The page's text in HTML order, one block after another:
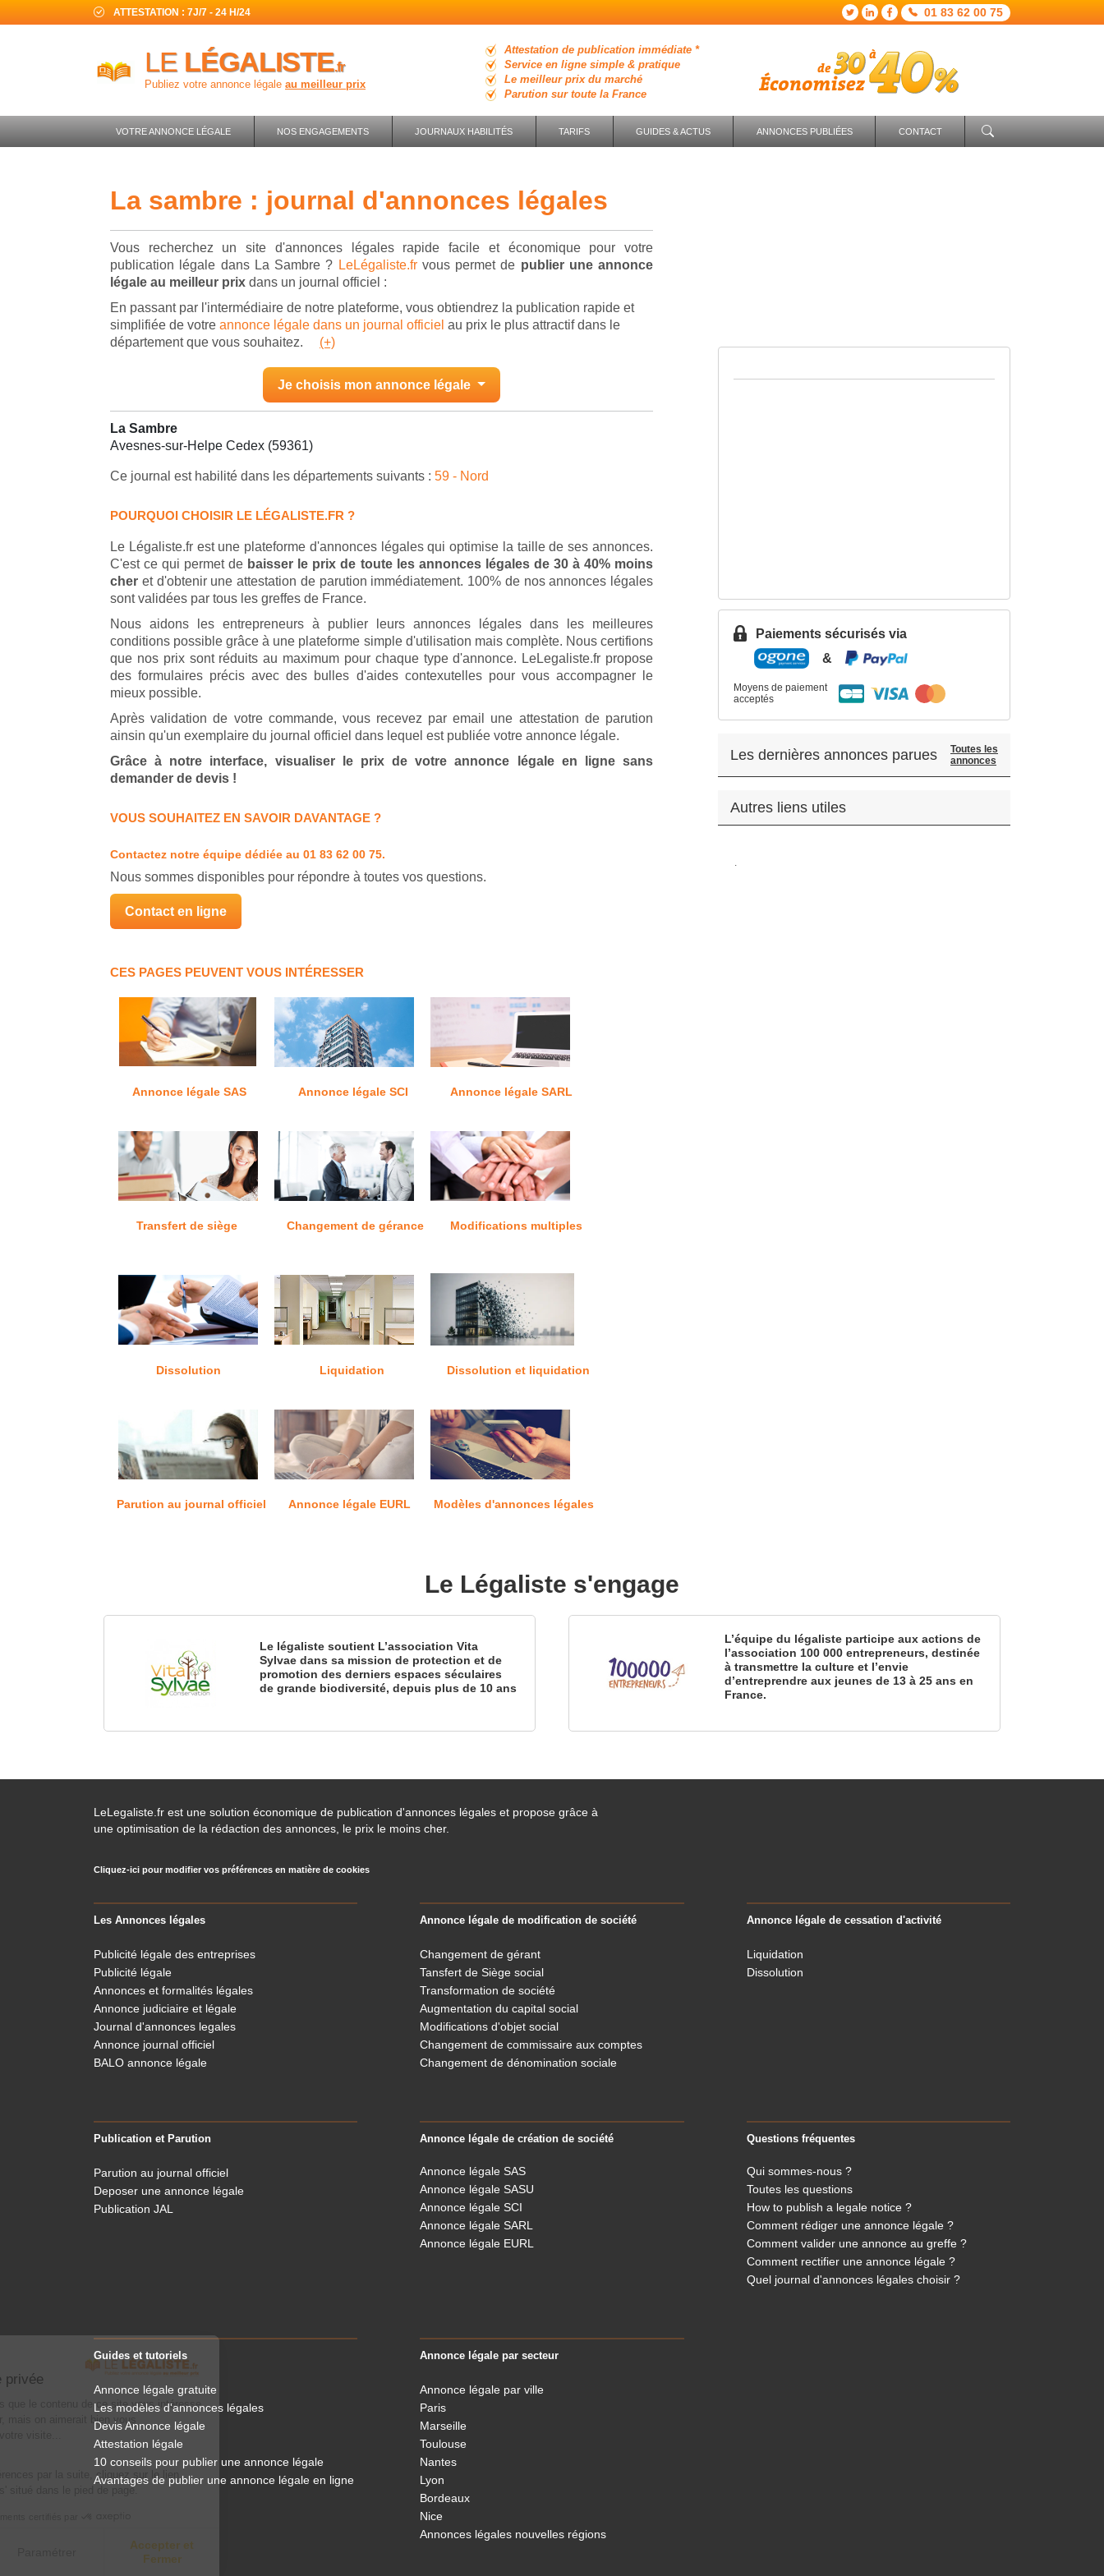
Le Légaliste
respecte votre vie privée
On a attendu d'être sûrs que le contenu de ce site vous intéresse
avant de vous déranger, mais on aimerait bien vous
accompagner pendant votre visite...
C'est OK pour vous ?
Pour modifier vos préférences par la suite, cliquez sur le lien
'Préférences de cookies' situé dans le pied de page.
Paramétrer
ATTESTATION : 7J/7 - 24 H/24 01 83 62 00 75
LE LÉGALISTE.fr
Publiez votre annonce légale au meilleur prix
Attestation de publication immédiate *
Service en ligne simple & pratique
Le meilleur prix du marché
Parution sur toute la France
VOTRE ANNONCE LÉGALE NOS ENGAGEMENTS JOURNAUX HABILITÉS TARIFS GUIDES & ACTUS ANNONCES PUBLIÉES CONTACT
la sambre : journal d'annonces légales
Vous recherchez un site d'annonces légales rapide facile et économique pour votre
publication légale dans La Sambre ? LeLégaliste.frvous permet de publier une annonce
légale au meilleur prix dans un journal officiel :
En passant par l'intermédiaire de notre plateforme, vous obtiendrez la publication rapide et
simplifiée de votre annonce légale dans un journal officiel au prix le plus attractif dans le
département que vous souhaitez.
(+)
Je choisis mon annonce légale
La Sambre
Avesnes-sur-Helpe Cedex (59361)
Ce journal est habilité dans les départements suivants : 59 - Nord
POURQUOI CHOISIR LE LÉGALISTE.FR ?
Le Légaliste.fr est une plateforme d'annonces légales qui optimise la taille de ses annonces.
C'est ce qui permet de baisser le prix de toute les annonces légales de 30 à 40% moins
cher et d'obtenir une attestation de parution immédiatement. 100% de nos annonces légales
sont validées par tous les greffes de France.
Nous aidons les entrepreneurs à publier leurs annonces légales dans les meilleures
conditions possible grâce à une plateforme simple d'utilisation mais complète. Nous certifions
que nos prix sont réduits au maximum pour chaque type d'annonce. LeLegaliste.fr propose
des formulaires précis avec des bulles d'aides contexutelles pour vous accompagner le
mieux possible.
Après validation de votre commande, vous recevez par email une attestation de parution
ainsin qu'un exemplaire du journal officiel dans lequel est publiée votre annonce légale.
Grâce à notre interface, visualiser le prix de votre annonce légale en ligne sans
demander de devis !
VOUS SOUHAITEZ EN SAVOIR DAVANTAGE ?
Contactez notre équipe dédiée au 01 83 62 00 75.
Nous sommes disponibles pour répondre à toutes vos questions.
Contact en ligne
CES PAGES PEUVENT VOUS INTÉRESSER
Annonce légale SAS Annonce légale SCI Annonce légale SARL
Transfert de siège Changement de gérance Modifications multiples
Dissolution Liquidation Dissolution et liquidation
Parution au journal officiel Annonce légale EURL Modèles d'annonces légales
Paiements sécurisés via
&
Moyens de paiement
acceptés
Les dernières annonces parues
Toutes les
annonces
Autres liens utiles
.
Le Légaliste s'engage
Le légaliste soutient L’association Vita
Sylvae dans sa mission de protection et de
promotion des derniers espaces séculaires
de grande biodiversité, depuis plus de 10 ans
L’équipe du légaliste participe aux actions de
l’association 100 000 entrepreneurs, destinée
à transmettre la culture et l’envie
d’entreprendre aux jeunes de 13 à 25 ans en
France.
LeLegaliste.fr est une solution économique de publication d'annonces légales et propose grâce à
une optimisation de la rédaction des annonces, le prix le moins cher.
Cliquez-ici pour modifier vos préférences en matière de cookies
Les Annonces légales
Publicité légale des entreprises
Publicité légale
Annonces et formalités légales
Annonce judiciaire et légale
Journal d'annonces legales
Annonce journal officiel
BALO annonce légale
Annonce légale de modification de société
Changement de gérant
Tansfert de Siège social
Transformation de société
Augmentation du capital social
Modifications d'objet social
Changement de commissaire aux comptes
Changement de dénomination sociale
Annonce légale de cessation d'activité
Liquidation
Dissolution
Publication et Parution
Parution au journal officiel
Deposer une annonce légale
Publication JAL
Annonce légale de création de société
Annonce légale SAS
Annonce légale SASU
Annonce légale SCI
Annonce légale SARL
Annonce légale EURL
Questions fréquentes
Qui sommes-nous ?
Toutes les questions
How to publish a legale notice ?
Comment rédiger une annonce légale ?
Comment valider une annonce au greffe ?
Comment rectifier une annonce légale ?
Quel journal d'annonces légales choisir ?
Guides et tutoriels
Annonce légale gratuite
Les modèles d'annonces légales
Devis Annonce légale
Attestation légale
10 conseils pour publier une annonce légale
Avantages de publier une annonce légale en ligne
Annonce légale par secteur
Annonce légale par ville
Paris
Marseille
Toulouse
Nantes
Lyon
Bordeaux
Nice
Annonces légales nouvelles régions